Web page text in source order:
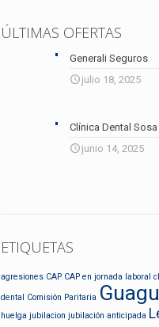
ÚLTIMAS OFERTAS
Generali Seguros
julio 18, 2025
Clínica Dental Sosa
junio 14, 2025
ETIQUETAS
agresiones CAP CAP en jornada laboral
dental Comisión Paritaria
huelga jubilacion jubilación anticipada